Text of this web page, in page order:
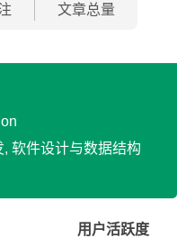
文章总量
软件设计与数据结构
用户活跃度